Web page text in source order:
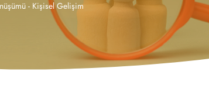
- Kişisel Gelişim